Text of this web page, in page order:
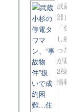
武
部
し
っ
が
2
情